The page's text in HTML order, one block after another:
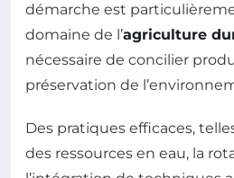
démarche est
domaine de l’agriculture
nécessaire de concilier
préservation de
Des pratiques efficaces,
des ressources en eau, la